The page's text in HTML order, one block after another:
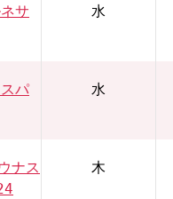
サ
水
パ
水
ナス
木